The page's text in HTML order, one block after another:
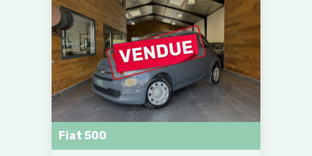
Fiat 500